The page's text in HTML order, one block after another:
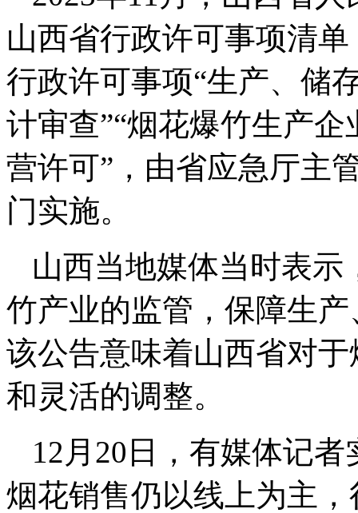
山西省行政许可事项清
行政许可事项“生产、储
计审查”“烟花爆竹生产
营许可”，由省应急厅主
门实施。
山西当地媒体当时表
竹产业的监管，保障生
该公告意味着山西省对
和灵活的调整。
12月20日，有媒体记
烟花销售仍以线上为主